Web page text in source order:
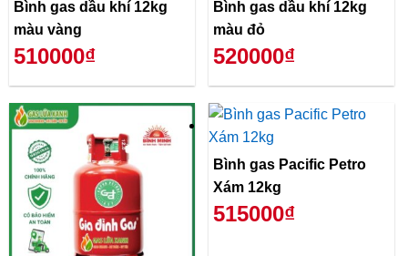
Bình gas dầu khí 12kg
màu vàng
510000₫
Bình gas dầu khí 12kg
màu đỏ
520000₫
Bình gas Pacific Petro
Xám 12kg
515000₫